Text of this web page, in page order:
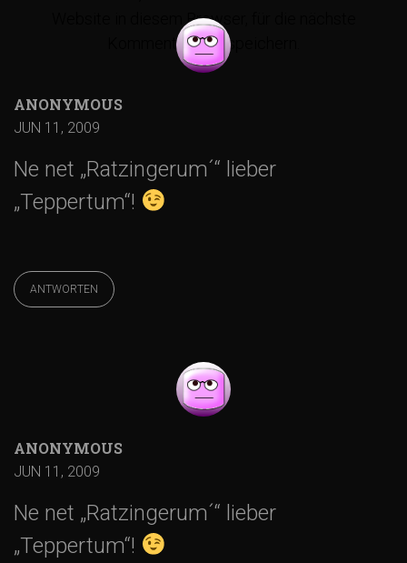
g
s
-
N
g
a
Website in diesem Browser, für die nächste
Kommentierung, speichern.
ANONYMOUS
JUN 11, 2009
Ne net „Ratzingerum´“ lieber
„Teppertum“!
ANTWORTEN
ANONYMOUS
JUN 11, 2009
Ne net „Ratzingerum´“ lieber
„Teppertum“!